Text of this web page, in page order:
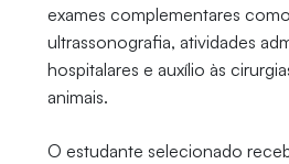
exames complementares
ultrassonografia, atividades
hospitalares e auxílio às
animais.
O estudante selecionado